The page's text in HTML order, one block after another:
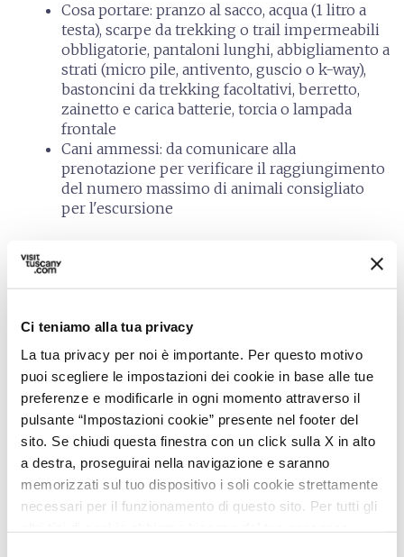
Ci teniamo alla tua privacy
La tua privacy per noi è importante. Per questo motivo
puoi scegliere le impostazioni dei cookie in base alle tue
preferenze e modificarle in ogni momento attraverso il
pulsante “Impostazioni cookie” presente nel footer del
sito. Se chiudi questa finestra con un click sulla X in alto
a destra, proseguirai nella navigazione e saranno
memorizzati sul tuo dispositivo i soli cookie strettamente
necessari per il funzionamento di questo sito. Per tutti gli
Cosa portare: pranzo al sacco, acqua (1 litro a
testa), scarpe da trekking o trail impermeabili
obbligatorie, pantaloni lunghi, abbigliamento a
strati (micro pile, antivento, guscio o k-way),
bastoncini da trekking facoltativi, berretto,
zainetto e carica batterie, torcia o lampada
frontale
Cani ammessi: da comunicare alla
prenotazione per verificare il raggiungimento
del numero massimo di animali consigliato
per l'escursione
auto_delete Politiche di
e no show
Il tour verrà effettuato al raggiungimento di un
minimo di otto singoli partecipanti o gruppo
privato
La guida si riserva il diritto di apportare
variazioni all’escursione per garantire la
sicurezza del gruppo, o di annullare
l’escursione in caso di maltempo e/o allerta
Si prega di comunicare alla Guida eventuali